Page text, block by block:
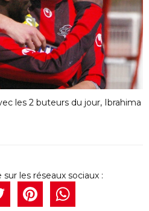
les 2 buteurs du jour, Ibrahima
Twitter